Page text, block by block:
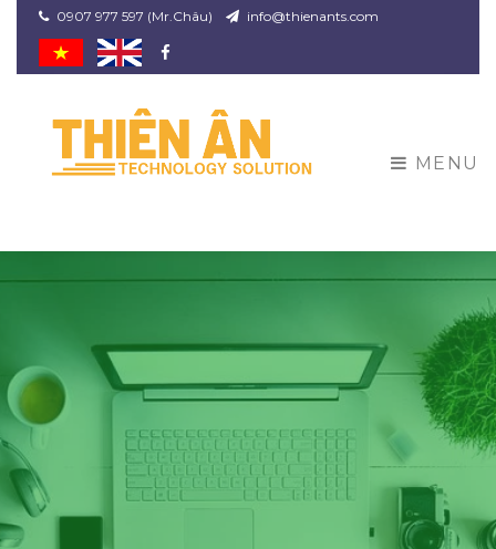
0907 977 597 (Mr.Châu) info@thienants.com
Facebook
MENU